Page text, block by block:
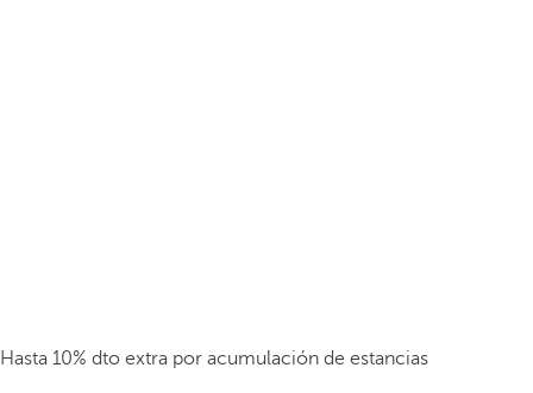
Hasta 10% dto extra por acumulación de estancias